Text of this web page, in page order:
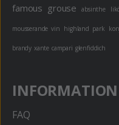
famous grouse absinthe
mousserande vin highland park
brandy xante campari glenfiddich
INFORMATION
FAQ